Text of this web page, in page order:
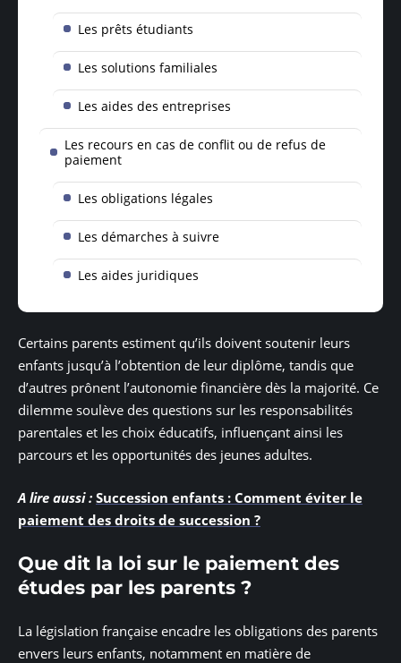
Les prêts étudiants
Les solutions familiales
Les aides des entreprises
Les recours en cas de conflit ou de refus de
paiement
Les obligations légales
Les démarches à suivre
Les aides juridiques
Certains parents estiment qu’ils doivent soutenir leurs
enfants jusqu’à l’obtention de leur diplôme, tandis que
d’autres prônent l’autonomie financière dès la majorité. Ce
dilemme soulève des questions sur les responsabilités
parentales et les choix éducatifs, influençant ainsi les
parcours et les opportunités des jeunes adultes.
A lire aussi : Succession enfants : Comment éviter le
paiement des droits de succession ?
Que dit la loi sur le paiement des
études par les parents ?
La législation française encadre les obligations des parents
envers leurs enfants, notamment en matière de